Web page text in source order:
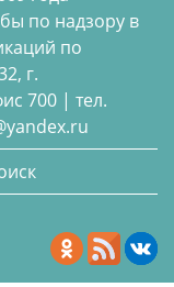
по надзору в
по
г.
700 | тел.